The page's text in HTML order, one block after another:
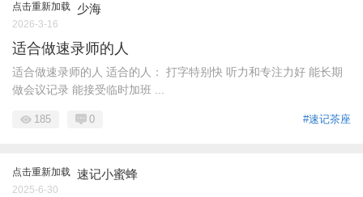
点击重新加载 少海
2026-3-16
适合做速录师的人
适合做速录师的人 适合的人： 打字特别快 听力和专注力好 能长期
做会议记录 能接受临时加班 ...
#速记茶座
185 0
点击重新加载 速记小蜜蜂
2025-6-30